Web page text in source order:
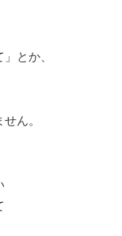
とか、
ん。